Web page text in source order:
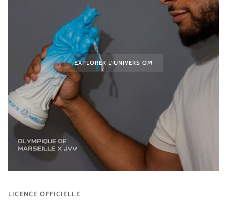
LICENCE OFFICIELLE
EXPLORER L'UNIVERS OM